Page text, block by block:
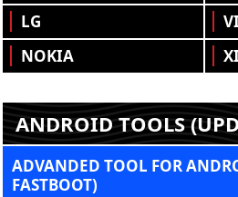
LG
NOKIA
ANDROID TOOLS
ADVANDED TOOL FOR
FASTBOOT)